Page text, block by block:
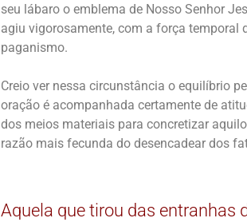
seu lábaro o emblema de Nosso Senhor
agiu vigorosamente, com a força temporal
paganismo.
Creio ver nessa circunstância o equilíbrio
oração é acompanhada certamente de
dos meios materiais para concretizar
razão mais fecunda do desencadear dos
Aquela que tirou das entranhas